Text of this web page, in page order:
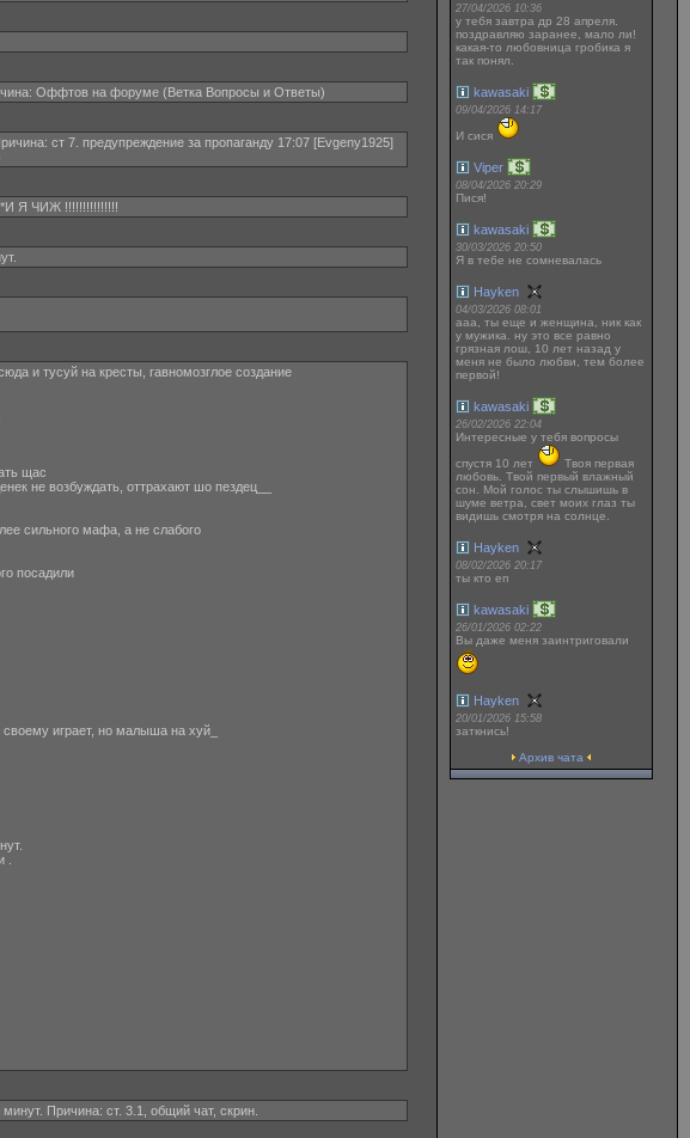
Оффтов на форуме (Ветка Вопросы и Ответы)
ст 7. предупреждение за пропаганду 17:07 [Evgeny1925]
Я ЧИЖ !!!!!!!!!!!!!!!
и тусуй на кресты, гавномозглое создание
щас
не возбуждать, оттрахают шо пездец__
сильного мафа, а не слабого
посадили
играет, но малыша на хуй_
Причина: ст. 3.1, общий чат, скрин.
27/04/2026 10:36
у тебя завтра др 28 апреля.
поздравляю заранее, мало ли!
какая-то любовница гробика я
так понял.
kawasaki
09/04/2026 14:17
И сися
Viper
08/04/2026 20:29
Пися!
kawasaki
30/03/2026 20:50
Я в тебе не сомневалась
Hayken
04/03/2026 08:01
ааа, ты еще и женщина, ник как
у мужика. ну это все равно
грязная лош, 10 лет назад у
меня не было любви, тем более
первой!
kawasaki
26/02/2026 22:04
Интересные у тебя вопросы
спустя 10 лет
Твоя первая
любовь. Твой первый влажный
сон. Мой голос ты слышишь в
шуме ветра, свет моих глаз ты
видишь смотря на солнце.
Hayken
08/02/2026 20:17
ты кто еп
kawasaki
26/01/2026 02:22
Вы даже меня заинтриговали
Hayken
20/01/2026 15:58
заткнись!
Архив чата